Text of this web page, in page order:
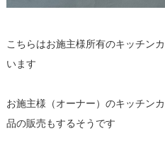
こちらはお施主様所有のキッチン
います
お施主様（オーナー）のキッチン
品の販売もするそうです